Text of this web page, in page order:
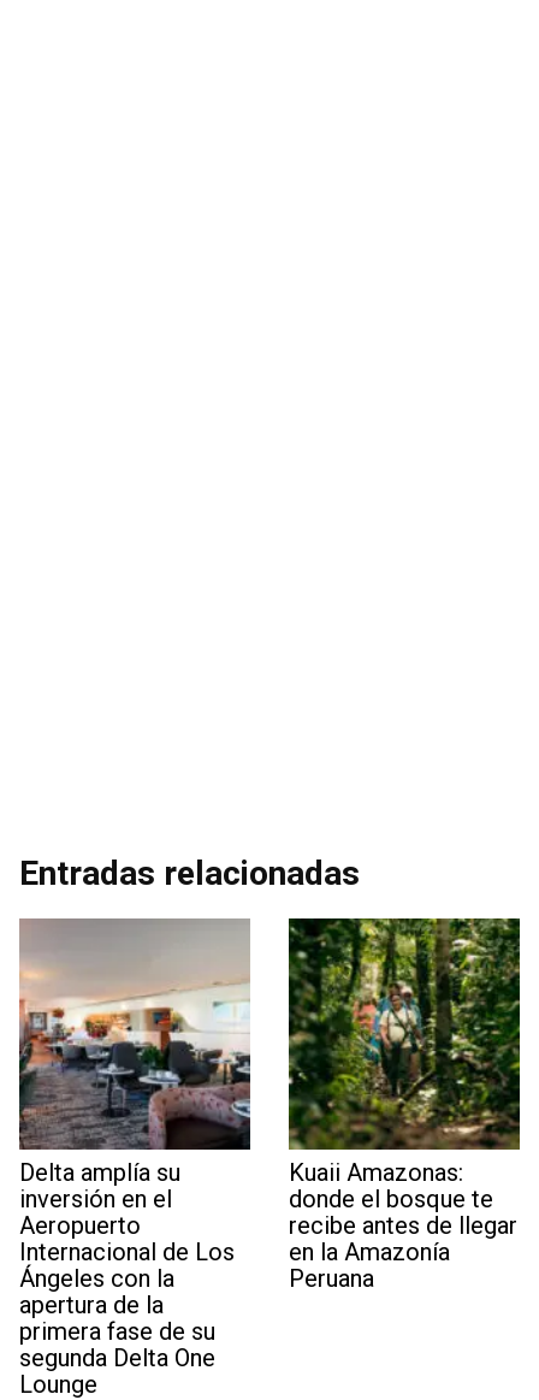
Entradas relacionadas
Delta amplía su
inversión en el
Aeropuerto
Internacional de Los
Ángeles con la
apertura de la
primera fase de su
segunda Delta One
Lounge
Kuaii Amazonas:
donde el bosque te
recibe antes de llegar
en la Amazonía
Peruana